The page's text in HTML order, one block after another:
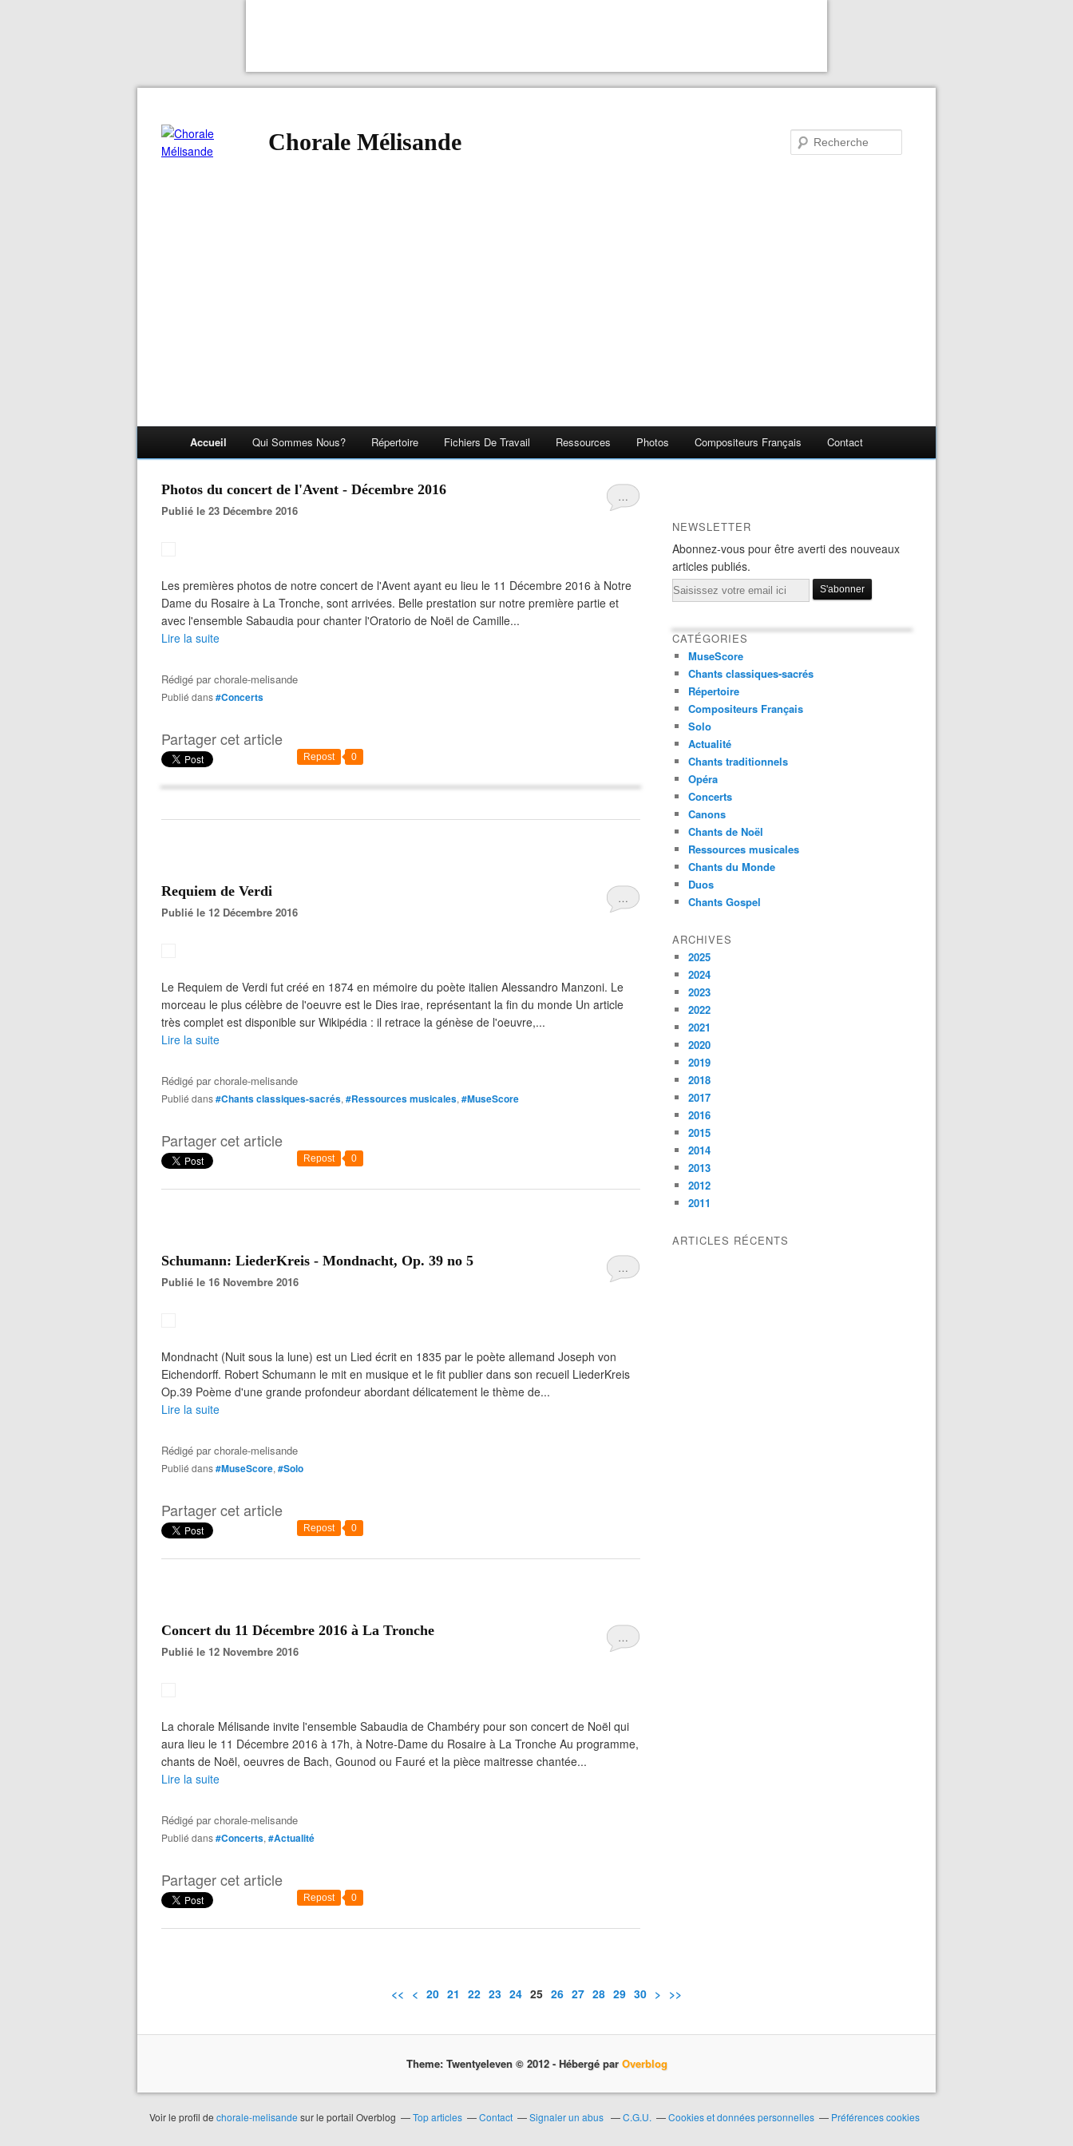
Chorale Mélisande
Accueil Qui Sommes Nous? Répertoire Fichiers De Travail Ressources Photos Compositeurs Français Contact
…
Photos du concert de l'Avent - Décembre 2016
Publié le 23 Décembre 2016
Les premières photos de notre concert de l'Avent ayant eu lieu le 11 Décembre 2016 à Notre
Dame du Rosaire à La Tronche, sont arrivées. Belle prestation sur notre première partie et
avec l'ensemble Sabaudia pour chanter l'Oratorio de Noël de Camille...
Lire la suite
Rédigé parchorale-melisande
Publié dans#Concerts
Partager cet article
Repost 0
…
Requiem de Verdi
Publié le 12 Décembre 2016
Le Requiem de Verdi fut créé en 1874 en mémoire du poète italien Alessandro Manzoni. Le
morceau le plus célèbre de l'oeuvre est le Dies irae, représentant la fin du monde Un article
très complet est disponible sur Wikipédia : il retrace la génèse de l'oeuvre,...
Lire la suite
Rédigé parchorale-melisande
Publié dans#Chants classiques-sacrés, #Ressources musicales, #MuseScore
Partager cet article
Repost 0
…
Schumann: LiederKreis - Mondnacht, Op. 39 no 5
Publié le 16 Novembre 2016
Mondnacht (Nuit sous la lune) est un Lied écrit en 1835 par le poète allemand Joseph von
Eichendorff. Robert Schumann le mit en musique et le fit publier dans son recueil LiederKreis
Op.39 Poème d'une grande profondeur abordant délicatement le thème de...
Lire la suite
Rédigé parchorale-melisande
Publié dans#MuseScore, #Solo
Partager cet article
Repost 0
…
Concert du 11 Décembre 2016 à La Tronche
Publié le 12 Novembre 2016
La chorale Mélisande invite l'ensemble Sabaudia de Chambéry pour son concert de Noël qui
aura lieu le 11 Décembre 2016 à 17h, à Notre-Dame du Rosaire à La Tronche Au programme,
chants de Noël, oeuvres de Bach, Gounod ou Fauré et la pièce maitresse chantée...
Lire la suite
Rédigé parchorale-melisande
Publié dans#Concerts, #Actualité
Partager cet article
Repost 0
NEWSLETTER
Abonnez-vous pour être averti des nouveaux
articles publiés.
Email
CATÉGORIES
MuseScore
Chants classiques-sacrés
Répertoire
Compositeurs Français
Solo
Actualité
Chants traditionnels
Opéra
Concerts
Canons
Chants de Noël
Ressources musicales
Chants du Monde
Duos
Chants Gospel
ARCHIVES
2025
2024
2023
2022
2021
2020
2019
2018
2017
2016
2015
2014
2013
2012
2011
ARTICLES RÉCENTS
<< < 10
20 21 22 23 24 25 26 27 28 29 30 40
50
60
70
80
90
> >>
Theme: Twentyeleven © 2012 - Hébergé par Overblog
Voir le profil de chorale-melisande sur le portail Overblog Top articles Contact Signaler un abus C.G.U. Cookies et données personnelles Préférences cookies